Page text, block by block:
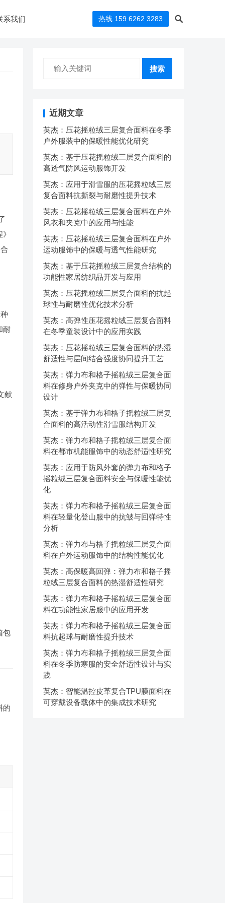
系我们 热线 159 6262 3283
耐
献
包
的
搜索
近期文章
英杰：压花摇粒绒三层复合面料在冬季
户外服装中的保暖性能优化研究
英杰：基于压花摇粒绒三层复合面料的
高透气防风运动服饰开发
英杰：应用于滑雪服的压花摇粒绒三层
复合面料抗撕裂与耐磨性提升技术
英杰：压花摇粒绒三层复合面料在户外
风衣和夹克中的应用与性能
英杰：压花摇粒绒三层复合面料在户外
运动服饰中的保暖与透气性能研究
英杰：基于压花摇粒绒三层复合结构的
功能性家居纺织品开发与应用
英杰：压花摇粒绒三层复合面料的抗起
球性与耐磨性优化技术分析
英杰：高弹性压花摇粒绒三层复合面料
在冬季童装设计中的应用实践
英杰：压花摇粒绒三层复合面料的热湿
舒适性与层间结合强度协同提升工艺
英杰：弹力布和格子摇粒绒三层复合面
料在修身户外夹克中的弹性与保暖协同
设计
英杰：基于弹力布和格子摇粒绒三层复
合面料的高活动性滑雪服结构开发
英杰：弹力布和格子摇粒绒三层复合面
料在都市机能服饰中的动态舒适性研究
英杰：应用于防风外套的弹力布和格子
摇粒绒三层复合面料安全与保暖性能优
化
英杰：弹力布和格子摇粒绒三层复合面
料在轻量化登山服中的抗皱与回弹特性
分析
英杰：弹力布与格子摇粒绒三层复合面
料在户外运动服饰中的结构性能优化
英杰：高保暖高回弹：弹力布和格子摇
粒绒三层复合面料的热湿舒适性研究
英杰：弹力布和格子摇粒绒三层复合面
料在功能性家居服中的应用开发
英杰：弹力布和格子摇粒绒三层复合面
料抗起球与耐磨性提升技术
英杰：弹力布和格子摇粒绒三层复合面
料在冬季防寒服的安全舒适性设计与实
践
英杰：智能温控皮革复合TPU膜面料在
可穿戴设备载体中的集成技术研究